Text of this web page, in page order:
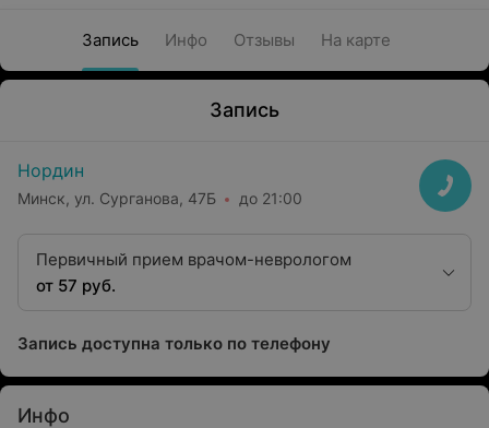
Запись Инфо Отзывы На карте
Запись
Нордин
Минск, ул. Сурганова, 47Б до 21:00
Первичный прием врачом-неврологом
от 57 руб.
Запись доступна только по телефону
Инфо